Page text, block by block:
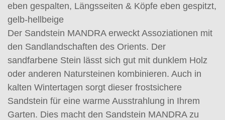
eben gespalten, Längsseiten & Köpfe eben gespitzt,
gelb-hellbeige
Der Sandstein MANDRA erweckt Assoziationen mit
den Sandlandschaften des Orients. Der
sandfarbene Stein lässt sich gut mit dunklem Holz
oder anderen Natursteinen kombinieren. Auch in
kalten Wintertagen sorgt dieser frostsichere
Sandstein für eine warme Ausstrahlung in Ihrem
Garten. Dies macht den Sandstein MANDRA zu